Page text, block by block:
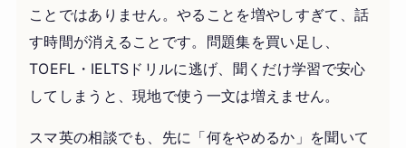
ことではありません。やることを増やしすぎて、話
す時間が消えることです。問題集を買い足し、
TOEFL・IELTSドリルに逃げ、聞くだけ学習で安心
してしまうと、現地で使う一文は増えません。
スマ英の相談でも、先に「何をやめるか」を聞いて